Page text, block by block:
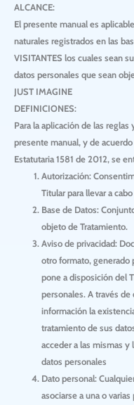
ALCANCE:
El presente manual es
naturales registrados en las
VISITANTES los cuales sean
datos personales que sean
JUST IMAGINE
DEFINICIONES:
Para la aplicación de las
presente manual, y de
Estatutaria 1581 de 2012, se
Autorización:
Titular para llevar a
Base de Datos:
objeto de Tratamiento.
Aviso de privacidad:
otro formato, generado
pone a disposición del
personales. A través
información la
tratamiento de sus
acceder a las mismas y
datos personales
Dato personal:
asociarse a una o